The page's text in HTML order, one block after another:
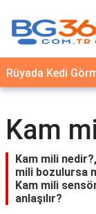
YEMEK
TARİFLERİ
NEDİR
FAYDALARI
SAĞLIK
İLETİŞİM
Rüyada Kedi
Kam
Kam mili
mili bozulursa
Kam mili
anlaşılır?